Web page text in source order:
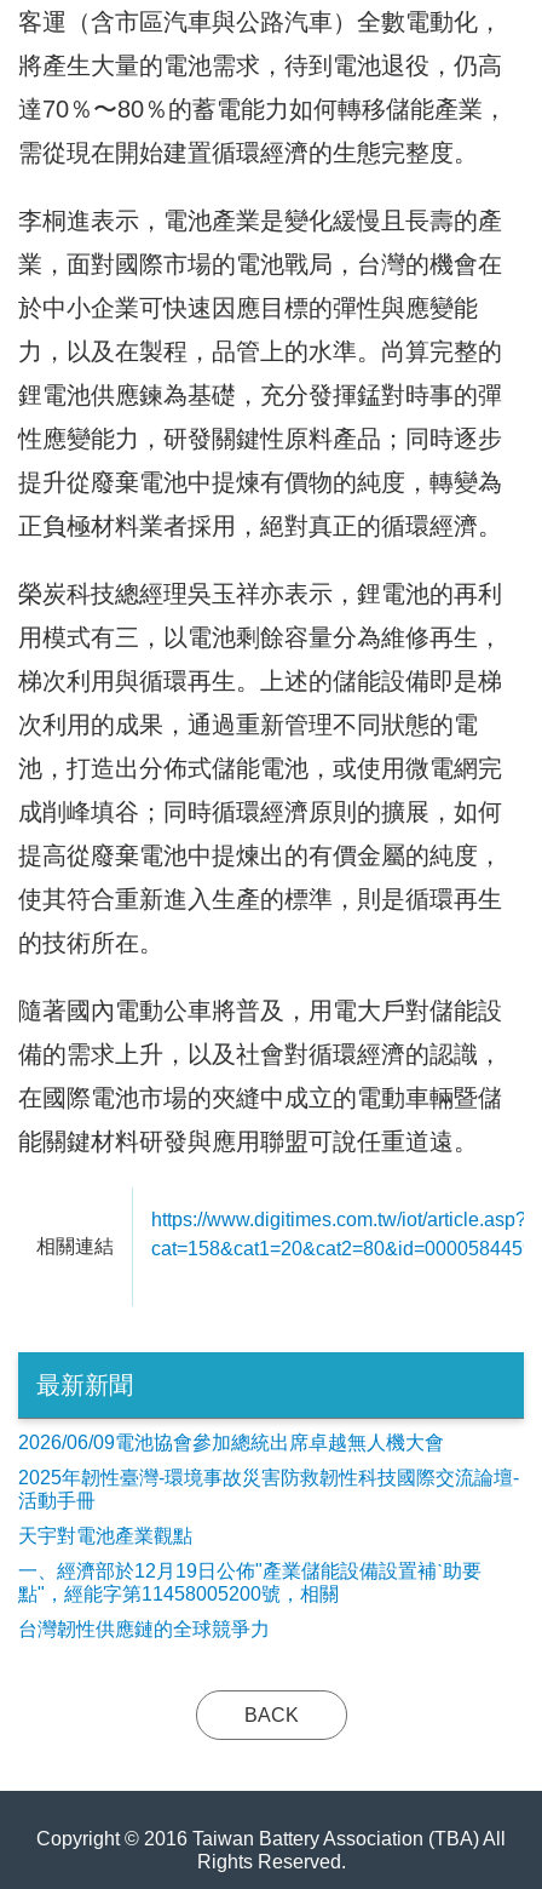
客運（含市區汽車與公路汽車）全數電動化，
將產生大量的電池需求，待到電池退役，仍高
達70％〜80％的蓄電能力如何轉移儲能產業，
需從現在開始建置循環經濟的生態完整度。
李桐進表示，電池產業是變化緩慢且長壽的產
業，面對國際市場的電池戰局，台灣的機會在
於中小企業可快速因應目標的彈性與應變能
力，以及在製程，品管上的水準。尚算完整的
鋰電池供應鍊為基礎，充分發揮錳對時事的彈
性應變能力，研發關鍵性原料產品；同時逐步
提升從廢棄電池中提煉有價物的純度，轉變為
正負極材料業者採用，絕對真正的循環經濟。
榮炭科技總經理吳玉祥亦表示，鋰電池的再利
用模式有三，以電池剩餘容量分為維修再生，
梯次利用與循環再生。上述的儲能設備即是梯
次利用的成果，通過重新管理不同狀態的電
池，打造出分佈式儲能電池，或使用微電網完
成削峰填谷；同時循環經濟原則的擴展，如何
提高從廢棄電池中提煉出的有價金屬的純度，
使其符合重新進入生產的標準，則是循環再生
的技術所在。
隨著國內電動公車將普及，用電大戶對儲能設
備的需求上升，以及社會對循環經濟的認識，
在國際電池市場的夾縫中成立的電動車輛暨儲
能關鍵材料研發與應用聯盟可說任重道遠。
相關連結
https://www.digitimes.com.tw/iot/article.asp?
最新新聞
2026/06/09電池協會參加總統出席卓越無人機大會
2025年韌性臺灣-環境事故災害防救韌性科技國際交流論壇-
活動手冊
天宇對電池產業觀點
​一、經濟部於12月19日公佈"產業儲能設備設置補ˋ助要
點"，經能字第11458005200號，相關
台灣韌性供應鏈的全球競爭力
BACK
Copyright © 2016 Taiwan Battery Association (TBA) All
Rights Reserved.